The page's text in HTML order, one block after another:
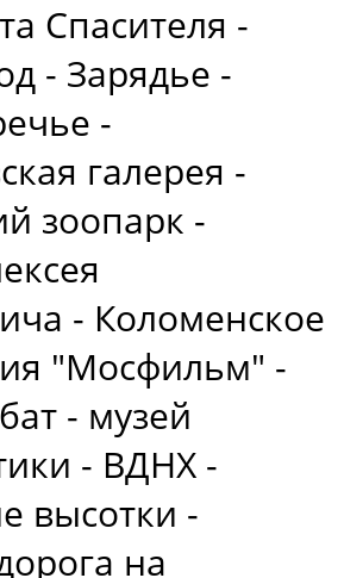
Спасителя -
- Зарядье -
-
галерея -
зоопарк -
- Коломенское
"Мосфильм" -
- музей
- ВДНХ -
высотки -
на